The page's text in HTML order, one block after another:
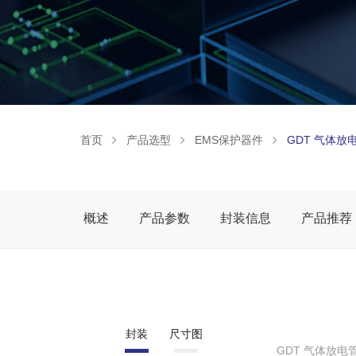
首页 产品选型 EMS保护器件 GDT 气体放
概述 产品参数 封装信息 产品推荐
封装
尺寸图
GDT 气体放电